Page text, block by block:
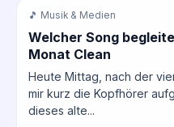
🎵 Musik & Medien
Welcher Song
Monat Clean
Heute Mittag, nach der
mir kurz die Kopfhörer
dieses alte...